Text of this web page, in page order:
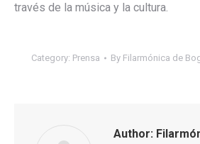
través de la música y la cultura.
Category: Prensa By Filarmónica de
Author: